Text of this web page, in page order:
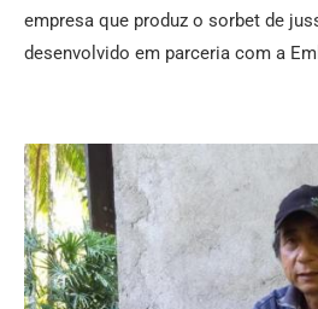
empresa que produz o sorbet de
desenvolvido em parceria com a